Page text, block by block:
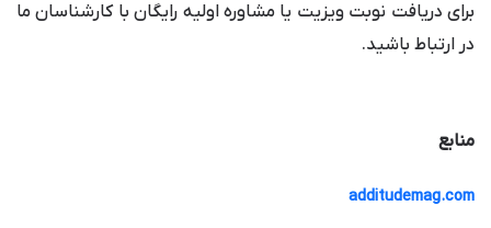
برای دریافت نوبت ویزیت یا مشاوره اولیه رایگان با کارشناسان ما
در ارتباط باشید.
منابع
additudemag.com